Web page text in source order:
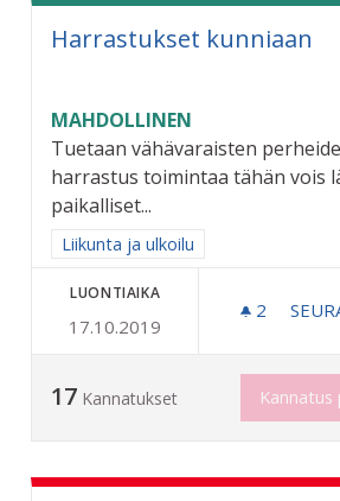
Harrastukset kunniaan
MAHDOLLINEN
Tuetaan vähävaraisten
harrastus toimintaa tähän vois
paikalliset...
Rajaa tulokset aihepiirin mukaan:
Liikunta ja ulkoilu
LUONTIAIKA
17.10.2019
2 2
17 Kannatukset